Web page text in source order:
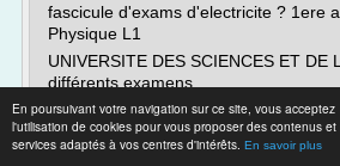
En poursuivant votre navigation sur ce site, vous acceptez
l'utilisation de cookies pour vous proposer des contenus et
services adaptés à vos centres d'intérêts. En savoir plus
fascicule d'exams d'electricite ? 1ere
Physique L1
UNIVERSITE DES SCIENCES ET DE
différents examens
élaborés par cette équipe entre 2007
L'esprit de ce fascicule est